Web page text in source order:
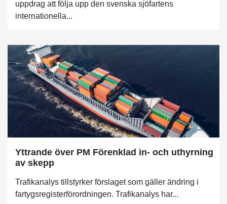
uppdrag att följa upp den svenska sjöfartens
internationella...
Yttrande över PM Förenklad in- och uthyrning
av skepp
Trafikanalys tillstyrker förslaget som gäller ändring i
fartygsregisterförordningen. Trafikanalys har...